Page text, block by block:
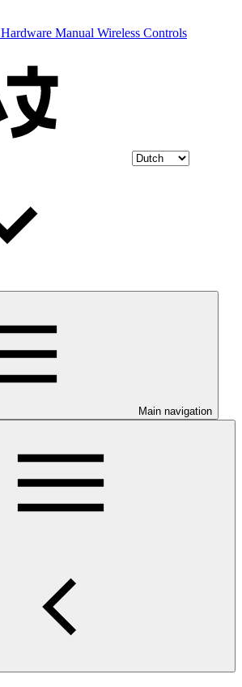
Hardware Manual Wireless Controls
Main navigation